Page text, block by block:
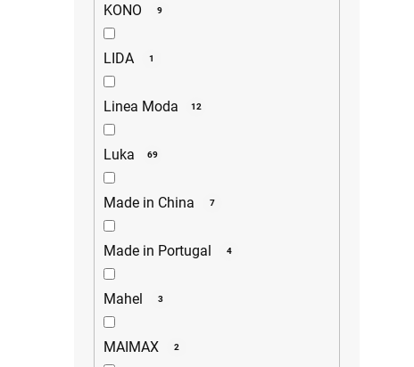
KONO 9
LIDA 1
Linea Moda 12
Luka 69
Made in China 7
Made in Portugal 4
Mahel 3
MAIMAX 2